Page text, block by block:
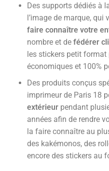
Des supports dédiés à
l’image de marque, qui
faire connaître votre
nombre et de fédérer
les stickers petit format
économiques et 100%
Des produits conçus
imprimeur de Paris 18
extérieur pendant
années afin de rendre
la faire connaître au
des kakémonos, des
encore des stickers au